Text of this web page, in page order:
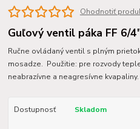
Ohodnotiť
Guľový ventil páka FF 6/
Ručne ovládaný ventil s plným
mosadze. Použitie: pre rozvody
neabrazívne a neagresívne kvapaliny.
Dostupnosť Skladom